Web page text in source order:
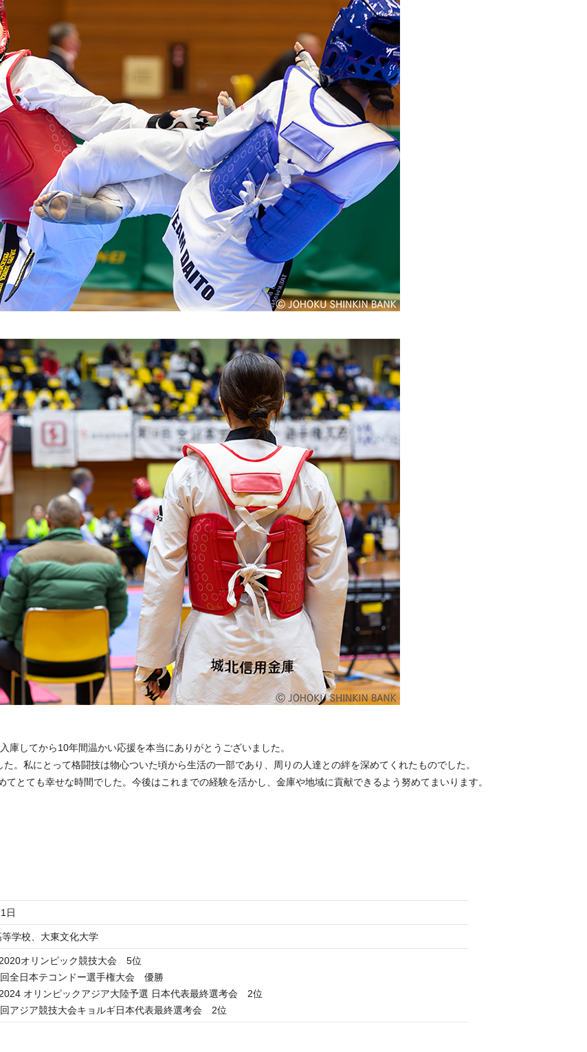
してから10年間温かい応援を本当にありがとうございました。
。私にとって格闘技は物心ついた頃から生活の一部であり、周りの人達との絆を深めてくれたものでした。
とても幸せな時間でした。今後はこれまでの経験を活かし、金庫や地域に貢献できるよう努めてまいります。
日
学校、大東文化大学
オリンピック競技大会 5位
全日本テコンドー選手権大会 優勝
オリンピックアジア大陸予選 日本代表最終選考会 2位
アジア競技大会キョルギ日本代表最終選考会 2位